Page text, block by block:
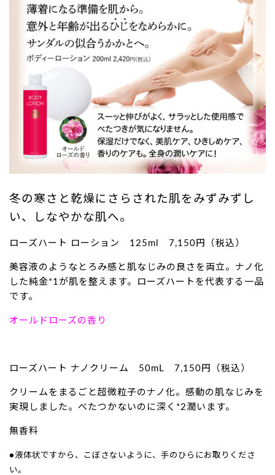
冬の寒さと乾燥にさらされた肌をみずみずし
い、しなやかな肌へ。
ローズハート ローション 125ml 7,150円（税込）
美容液のようなとろみ感と肌なじみの良さを両立。ナノ化
した純金*1が肌を整えます。ローズハートを代表する一品
です。
オールドローズの香り
ローズハート ナノクリーム 50mL 7,150円（税込）
クリームをまるごと超微粒子のナノ化。感動の肌なじみを
実現しました。べたつかないのに深く*2潤います。
無香料
●液体状ですから、こぼさないように、手のひらにお取りくださ
い。